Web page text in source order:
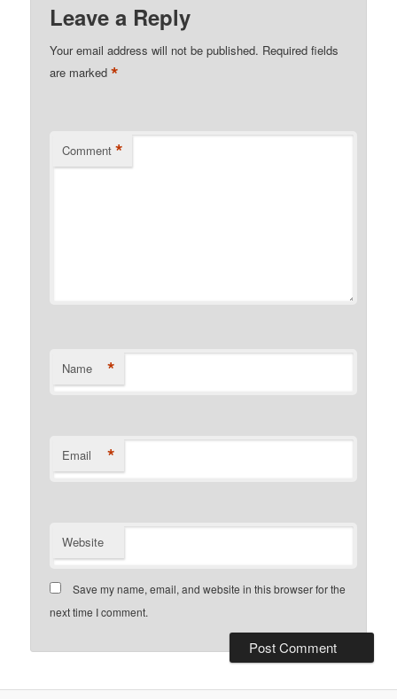
Leave a Reply
Your email address will not be published. Required fields
are marked*
Comment *
Name *
Email *
Website
Save my name, email, and website in this browser for the
next time I comment.